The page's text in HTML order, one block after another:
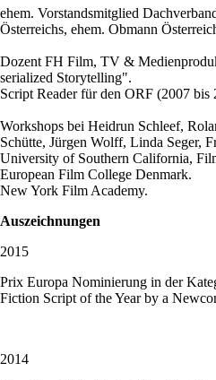
ehem. Vorstandsmitglied
Österreichs, ehem. Obmann
Dozent FH Film, TV &
serialized Storytelling".
Script Reader für den ORF (2007 bis
Workshops bei Heidrun Schleef,
Schütte, Jürgen Wolff, Linda Seger,
University of Southern California,
European Film College Denmark.
New York Film Academy.
Auszeichnungen
2015
Prix Europa Nominierung in der
Fiction Script of the Year by a
2014